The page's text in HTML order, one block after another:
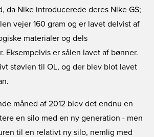
da Nike introducerede deres Nike GS;
vejer 160 gram og er lavet delvist af
materialer og dels
Eksempelvis er sålen lavet af bønner.
støvlen til OL, og der blev blot lavet
måned af 2012 blev det endnu en
en silo med en ny generation - men
til en relativt ny silo, nemlig med